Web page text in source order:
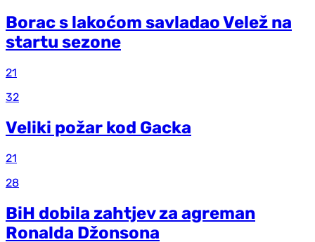
Borac s lakoćom savladao Velež na
startu sezone
21
32
Veliki požar kod Gacka
21
28
BiH dobila zahtjev za agreman
Ronalda Džonsona